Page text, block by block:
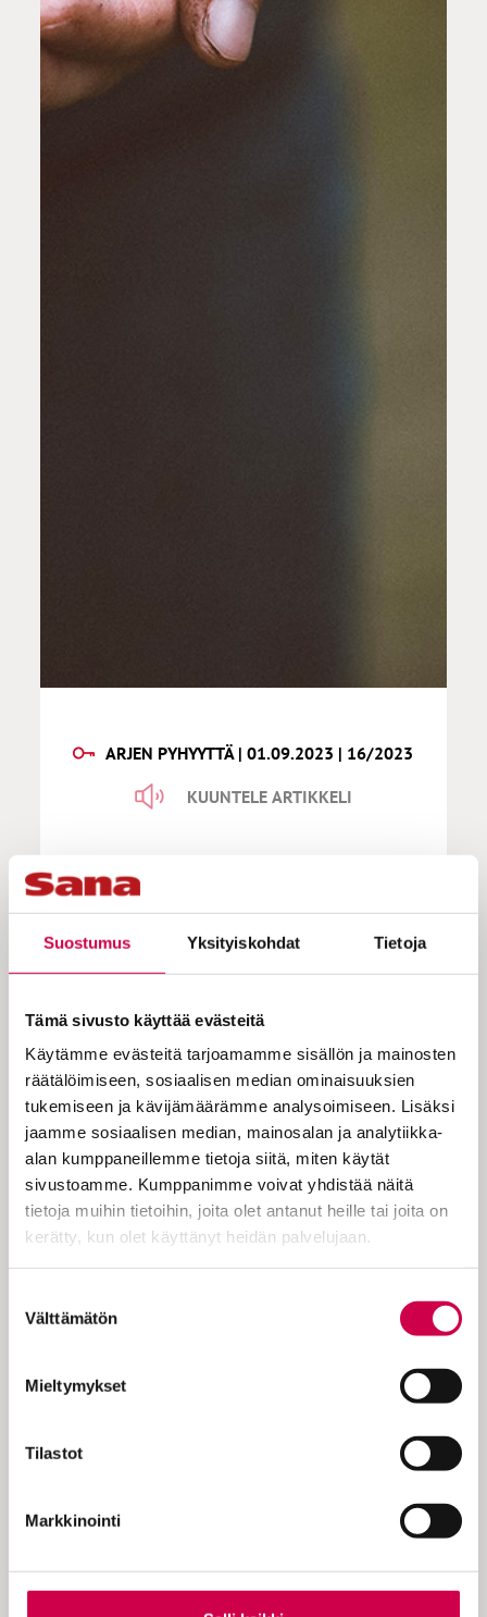
Suostumus Yksityiskohdat Tietoja
Tämä sivusto käyttää evästeitä
Käytämme evästeitä tarjoamamme sisällön ja mainosten
räätälöimiseen, sosiaalisen median ominaisuuksien
tukemiseen ja kävijämäärämme analysoimiseen. Lisäksi
jaamme sosiaalisen median, mainosalan ja analytiikka-
alan kumppaneillemme tietoja siitä, miten käytät
sivustoamme. Kumppanimme voivat yhdistää näitä
tietoja muihin tietoihin, joita olet antanut heille tai joita on
kerätty, kun olet käyttänyt heidän palvelujaan.
valinta
Välttämätön
Mieltymykset
Tilastot
Markkinointi
ARJEN PYHYYTTÄ | 01.09.2023 | 16/2023
KUUNTELE ARTIKKELI
Arjen pyhyyttä | Ihmistä ja
Sattuipa eräällä kesäisellä lenkilläni
silmiini koppakuoriainen. Sen
sähkönsiniseen taittava panssari oli maata
vasten, ja kaikki kuusi jalkaa viuhui
taivasta kohden. Voi parkaa, minä ajattelin
ja käänsin sen kepin avulla takaisin
jaloilleen. Kuoriainen lähti innoissaan
matkaan. Se ylitti keikkuen havunneulasia
ja…
KOKEILE KUUKAUSI
tilauksen milloin hyvänsä.